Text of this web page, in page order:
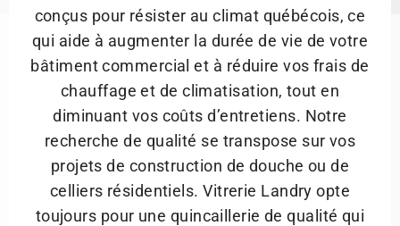
conçus pour résister au climat québécois, ce
qui aide à augmenter la durée de vie de votre
bâtiment commercial et à réduire vos frais de
chauffage et de climatisation, tout en
diminuant vos coûts d’entretiens. Notre
recherche de qualité se transpose sur vos
projets de construction de douche ou de
celliers résidentiels. Vitrerie Landry opte
toujours pour une quincaillerie de qualité qui